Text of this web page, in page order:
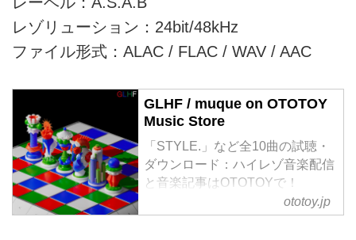
レゾリューション：24bit/48kHz
ファイル形式：ALAC / FLAC / WAV / AAC
GLHF / muque on OTOTOY
Music Store
「STYLE.」など全10曲の試聴・
ダウンロード：ハイレゾ音楽配信
と音楽記事はOTOTOYで！
muque 1年半ぶりの2nd Full
Album「GLHF」リリース！
ototoy.jp